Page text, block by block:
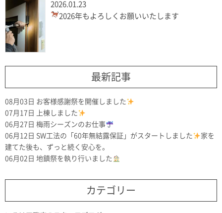
2026.01.23
2026年もよろしくお願いいたします
最新記事
08月03日 お客様感謝祭を開催しました
07月17日
上棟しました
06月27日 梅雨シーズンのお仕事
06月12日 SW工法の「60年無結露保証」がスタートしました
家を
建てた後も、ずっと続く安心を。
06月02日 地鎮祭を執り行いました
カテゴリー